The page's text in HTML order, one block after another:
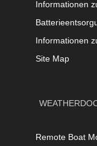
Informationen
Informationen
Site Map
Remote Boat